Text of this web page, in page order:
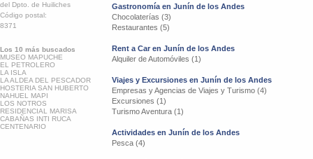
del Dpto. de Huiliches
Código postal:
8371
Los 10 más buscados
MUSEO MAPUCHE
EL PETROLERO
LA ISLA
LA ALDEA DEL PESCADOR
HOSTERIA SAN HUBERTO
NAHUEL MAPI
LOS NOTROS
RESIDENCIAL MARISA
CABAÑAS INTI RUCA
CENTENARIO
Gastronomía en Junín de los Andes
Chocolaterías (3)
Restaurantes (5)
Rent a Car en Junín de los Andes
Alquiler de Automóviles (1)
Viajes y Excursiones en Junín de los Andes
Empresas y Agencias de Viajes y Turismo (4)
Excursiones (1)
Turismo Aventura (1)
Actividades en Junín de los Andes
Pesca (4)